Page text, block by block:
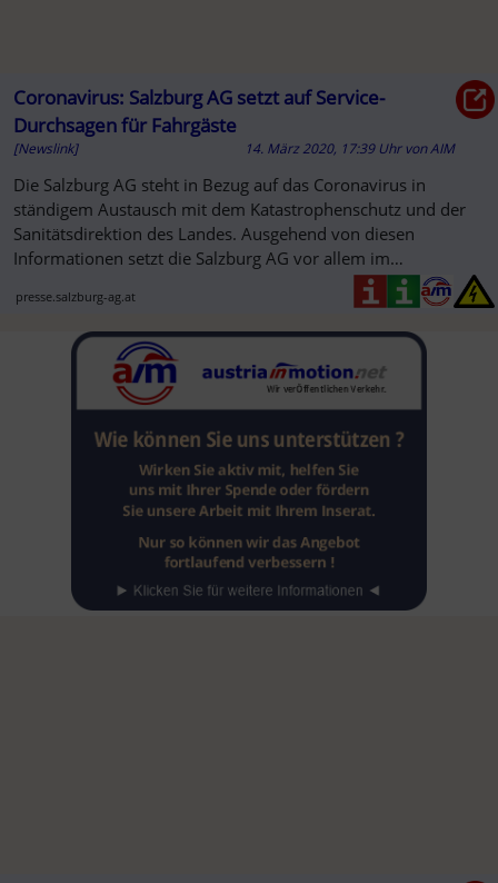
Coronavirus: Salzburg AG setzt auf Service-
Durchsagen für Fahrgäste
[Newslink] 14. März 2020, 17:39 Uhr vonAIM
Die Salzburg AG steht in Bezug auf das Coronavirus in
ständigem Austausch mit dem Katastrophenschutz und der
Sanitätsdirektion des Landes. Ausgehend von diesen
Informationen setzt die Salzburg AG vor allem im
presse.salzburg-ag.at